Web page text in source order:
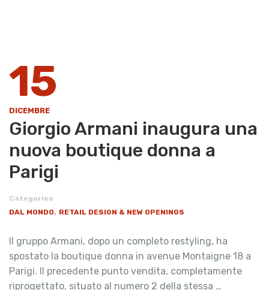
15
DICEMBRE
Giorgio Armani inaugura una
nuova boutique donna a
Parigi
Categories
DAL MONDO, RETAIL DESIGN & NEW OPENINGS
Il gruppo Armani, dopo un completo restyling, ha
spostato la boutique donna in avenue Montaigne 18 a
Parigi. Il precedente punto vendita, completamente
riprogettato, situato al numero 2 della stessa …